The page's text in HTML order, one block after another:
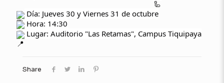
Día: Jueves 30 y Viernes 31 de octubre
Hora: 14:30
Lugar: Auditorio "Las Retamas", Campus Tiquipaya
Share